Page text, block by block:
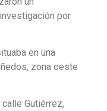
por
en una
zona oeste
Gutiérrez,